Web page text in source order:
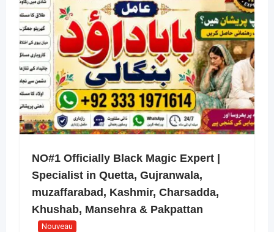
NO#1 Officially Black Magic Expert |
Specialist in Quetta, Gujranwala,
muzaffarabad, Kashmir, Charsadda,
Khushab, Mansehra & Pakpattan
Nouveau